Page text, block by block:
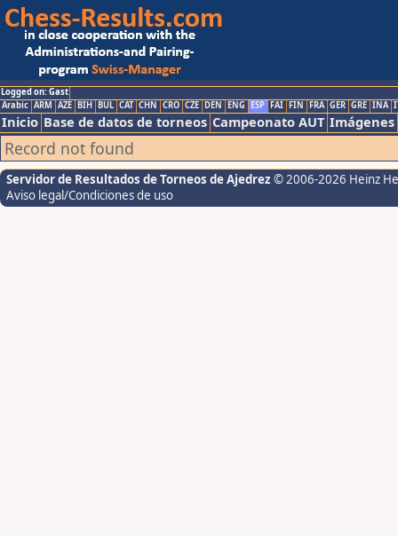
Logged on: Gast
Arabic ARM AZE BIH BUL CAT CHN CRO CZE DEN ENG ESP FAI FIN FRA GER GRE INA
Inicio Base de datos de torneos Campeonato AUT Imágenes
Record not found
Servidor de Resultados de Torneos de Ajedrez © 2006-2026 Heinz
Aviso legal/Condiciones de uso